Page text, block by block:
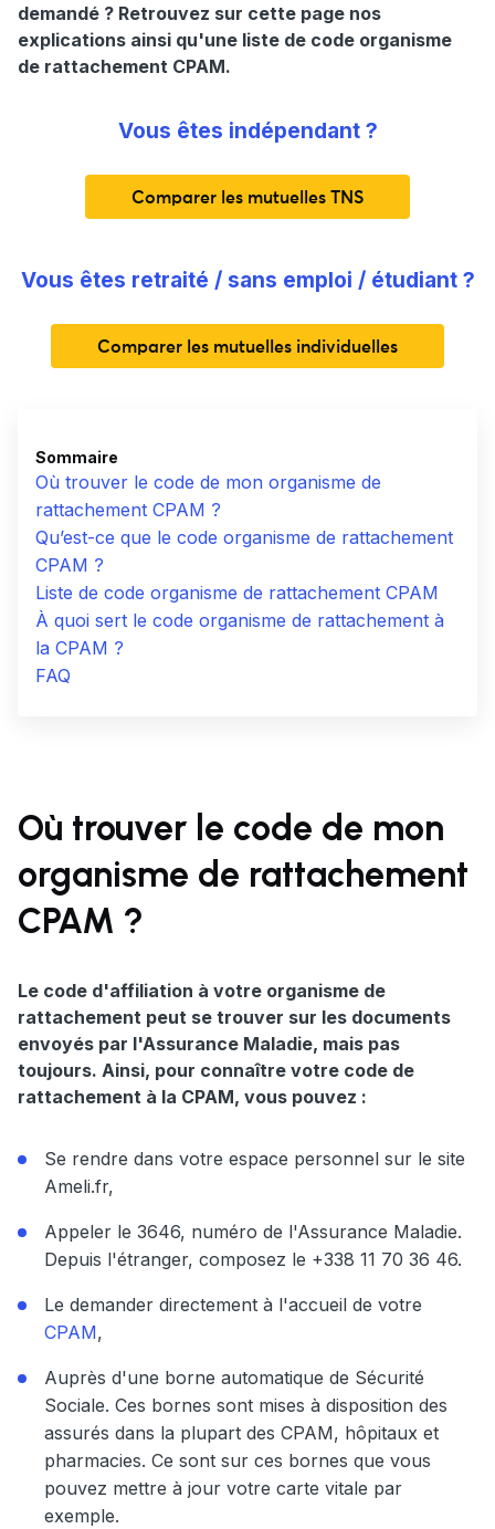
demandé ? Retrouvez sur cette page nos
explications ainsi qu'une liste de code organisme
de rattachement CPAM.
Vous êtes indépendant ?
Comparer les mutuelles TNS
Vous êtes retraité / sans emploi / étudiant ?
Comparer les mutuelles individuelles
Sommaire
Où trouver le code de mon organisme de
rattachement CPAM ?
Qu’est-ce que le code organisme de rattachement
CPAM ?
Liste de code organisme de rattachement CPAM
À quoi sert le code organisme de rattachement à
la CPAM ?
FAQ
Où trouver le code de mon
organisme de rattachement
CPAM ?
Le code d'affiliation à votre organisme de
rattachement peut se trouver sur les documents
envoyés par l'Assurance Maladie, mais pas
toujours. Ainsi, pour connaître votre code de
rattachement à la CPAM, vous pouvez :
Se rendre dans votre espace personnel sur le site
Ameli.fr,
Appeler le 3646, numéro de l'Assurance Maladie.
Depuis l'étranger, composez le +338 11 70 36 46.
Le demander directement à l'accueil de votre
CPAM,
Auprès d'une borne automatique de Sécurité
Sociale. Ces bornes sont mises à disposition des
assurés dans la plupart des CPAM, hôpitaux et
pharmacies. Ce sont sur ces bornes que vous
pouvez mettre à jour votre carte vitale par
exemple.